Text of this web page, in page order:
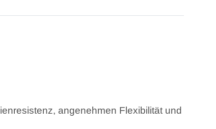
angenehmen Flexibilität und